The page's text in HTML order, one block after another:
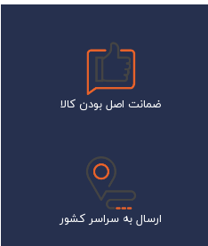
ضمانت اصل بودن کالا
ارسال به سراسر کشور